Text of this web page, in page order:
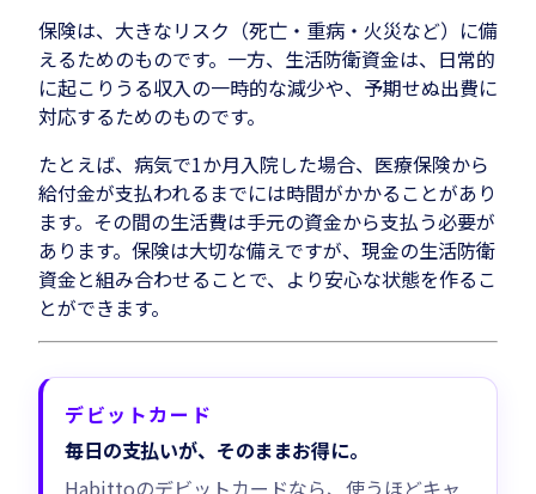
保険は、大きなリスク（死亡・重病・火災など）に備
えるためのものです。一方、生活防衛資金は、日常的
に起こりうる収入の一時的な減少や、予期せぬ出費に
対応するためのものです。
たとえば、病気で1か月入院した場合、医療保険から
給付金が支払われるまでには時間がかかることがあり
ます。その間の生活費は手元の資金から支払う必要が
あります。保険は大切な備えですが、現金の生活防衛
資金と組み合わせることで、より安心な状態を作るこ
とができます。
デビットカード
毎日の支払いが、そのままお得に。